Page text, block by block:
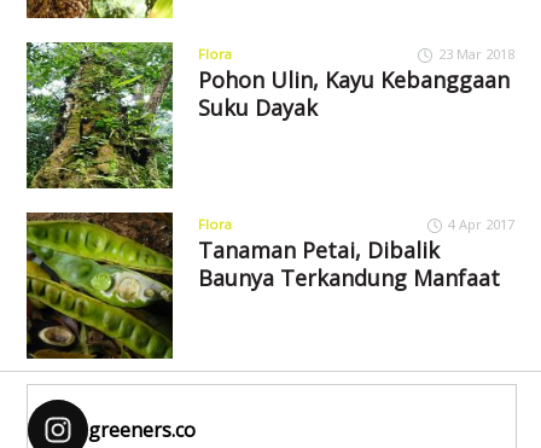
Flora 23 Mar 2018
Pohon Ulin, Kayu Kebanggaan
Suku Dayak
Flora 4 Apr 2017
Tanaman Petai, Dibalik
Baunya Terkandung Manfaat
greeners.co